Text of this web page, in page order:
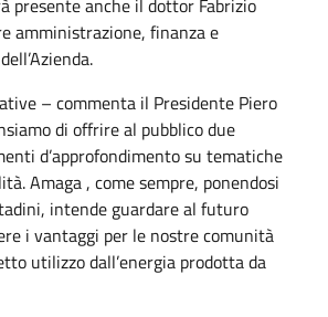
amministrazione, finanza e
– commenta il Presidente Piero
di offrire al pubblico due
d’approfondimento su tematiche
Amaga , come sempre, ponendosi
intende guardare al futuro
i vantaggi per le nostre comunità
utilizzo dall’energia prodotta da